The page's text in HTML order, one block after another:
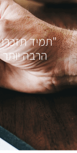
"תמיד
הרבה